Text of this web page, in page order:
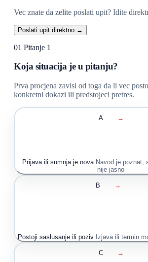
Vec znate da zelite poslati upit? Idite
Poslati upit direktno →
01 Pitanje 1
Koja situacija je u pitanju?
Prva procjena zavisi od toga da li vec
konkretni dokazi ili predstojeci pretres.
A →
Prijava ili sumnja je nova Navod je poznat,
nije jasno
B →
Postoji saslusanje ili poziv Izjava ili termin
C →